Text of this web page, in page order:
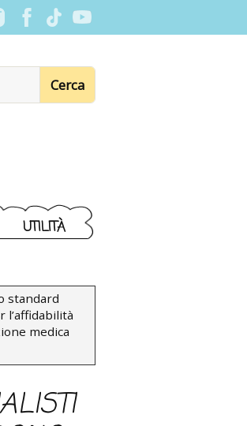
UTILITÀ
standard
l’affidabilità
medica